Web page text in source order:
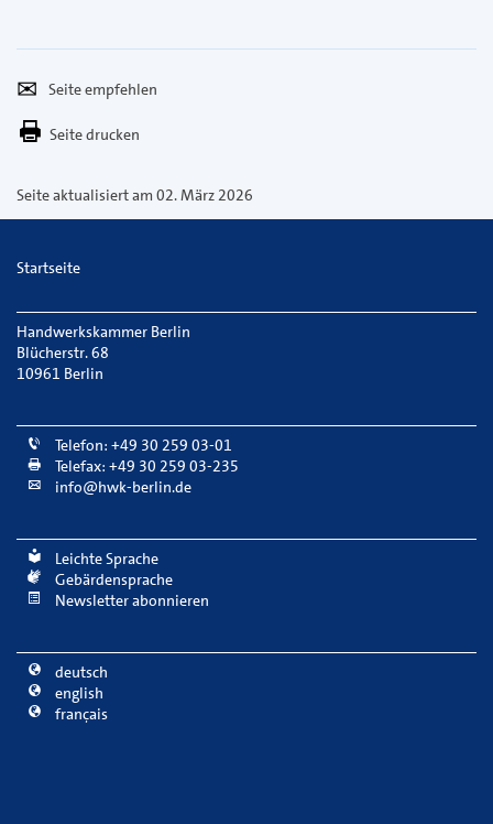
empfehlen
Per
E-
versenden
Seite drucken
Seite aktualisiert am 02. März 2026
Startseite
Handwerkskammer Berlin
Blücherstr. 68
10961 Berlin
Telefon: +49 30 259 03-01
Telefax: +49 30 259 03-235
info@hwk-berlin.de
Leichte Sprache
Gebärdensprache
Newsletter abonnieren
deutsch
english
français